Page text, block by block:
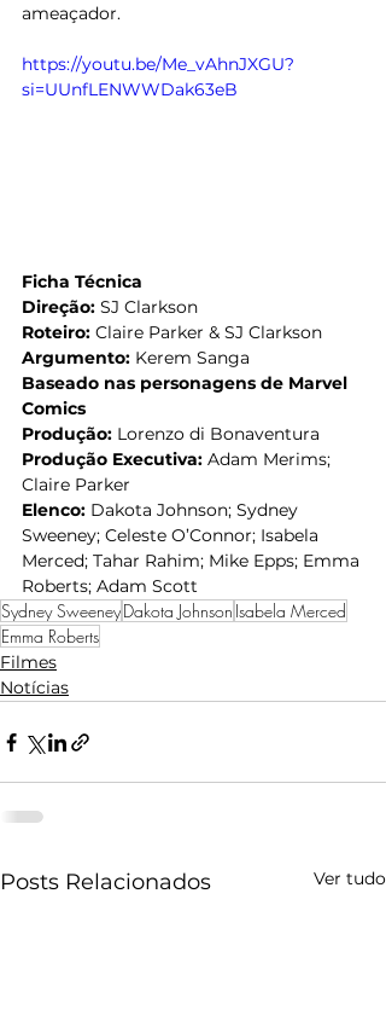
ameaçador.
https://youtu.be/Me_vAhnJXGU?
si=UUnfLENWWDak63eB
Ficha Técnica
Direção: SJ Clarkson
Roteiro: Claire Parker & SJ Clarkson
Argumento: Kerem Sanga
Baseado nas personagens de Marvel
Comics
Produção: Lorenzo di Bonaventura
Produção Executiva: Adam Merims;
Claire Parker
Elenco: Dakota Johnson; Sydney
Sweeney; Celeste O’Connor; Isabela
Merced; Tahar Rahim; Mike Epps; Emma
Roberts; Adam Scott
Sydney SweeneyDakota Johnson Isabela Merced
Emma Roberts
Filmes
Notícias
Posts Relacionados Ver tudo